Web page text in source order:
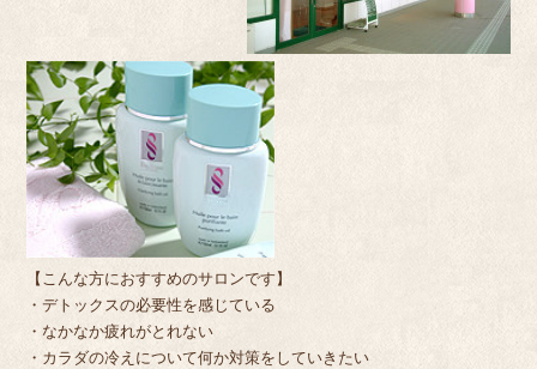
【こんな方におすすめのサロンです】
・デトックスの必要性を感じている
・なかなか疲れがとれない
・カラダの冷えについて何か対策をしていきたい